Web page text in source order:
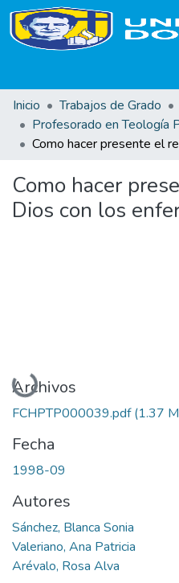
Inicio
Trabajos de Grado
Como hacer
Dios con los
Cargando...
Archivos
FCHPTP000039.pdf(1.37
Fecha
1998-09
Autores
Sánchez, Blanca Sonia
Valeriano, Ana Patricia
Arévalo, Rosa Alva